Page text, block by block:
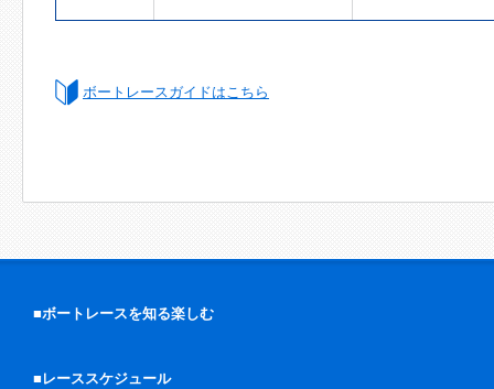
ボートレースガイドはこちら
■ボートレースを知る楽しむ
■レーススケジュール